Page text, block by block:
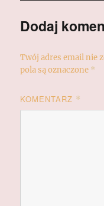
Dodaj
Twój adres email nie
pola są oznaczone *
KOMENTARZ *